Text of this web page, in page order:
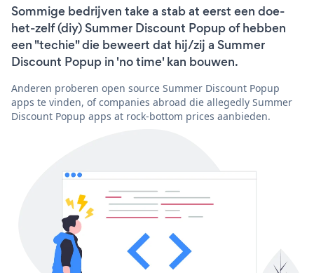
Sommige bedrijven take a stab at eerst een doe-
het-zelf (diy) Summer Discount Popup of hebben
een "techie" die beweert dat hij/zij a Summer
Discount Popup in 'no time' kan bouwen.
Anderen proberen open source Summer Discount Popup
apps te vinden, of companies abroad die allegedly Summer
Discount Popup apps at rock-bottom prices aanbieden.